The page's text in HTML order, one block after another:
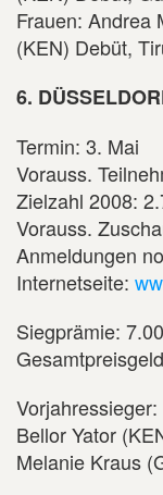
Frauen: Andrea
(KEN) Debüt,
6.
Termin: 3. Mai
Vorauss.
Zielzahl 2008:
Vorauss.
Anmeldungen
Internetseite:
Siegprämie:
Vorjahressieger:
Bellor Yator
Melanie Kraus